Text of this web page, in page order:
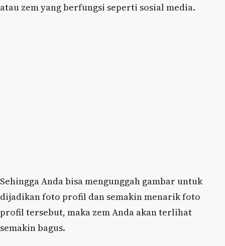
atau zem yang berfungsi seperti sosial media.
Sehingga Anda bisa mengunggah gambar untuk
dijadikan foto profil dan semakin menarik foto
profil tersebut, maka zem Anda akan terlihat
semakin bagus.